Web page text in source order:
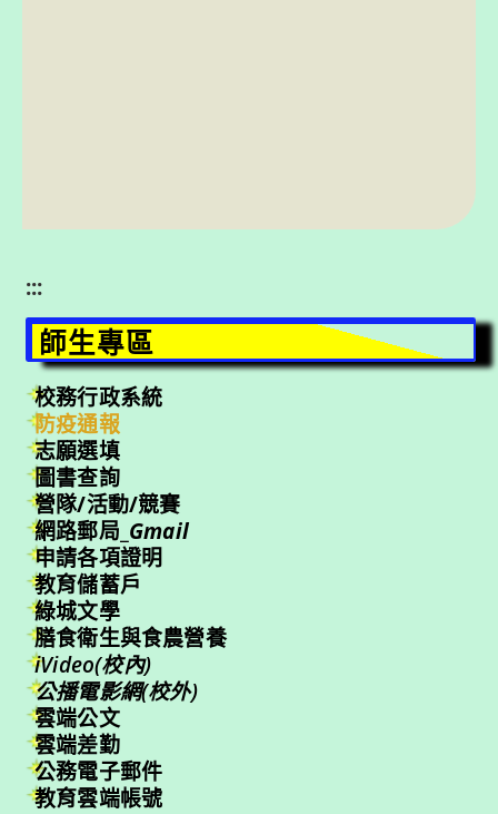
:::
師生專區
校務行政系統
防疫通報
志願選填
圖書查詢
營隊/活動/競賽
網路郵局_ Gmail
申請各項證明
教育儲蓄戶
綠城文學
膳食衛生與食農營養
iVideo(校內)
公播電影網(校外)
雲端公文
雲端差勤
公務電子郵件
教育雲端帳號